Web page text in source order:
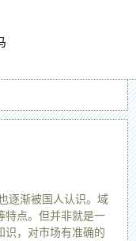
逐渐被国人认识。域
特点。但并非就是一
识，对市场有准确的